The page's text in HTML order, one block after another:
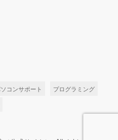
コンサポート
プログラミング